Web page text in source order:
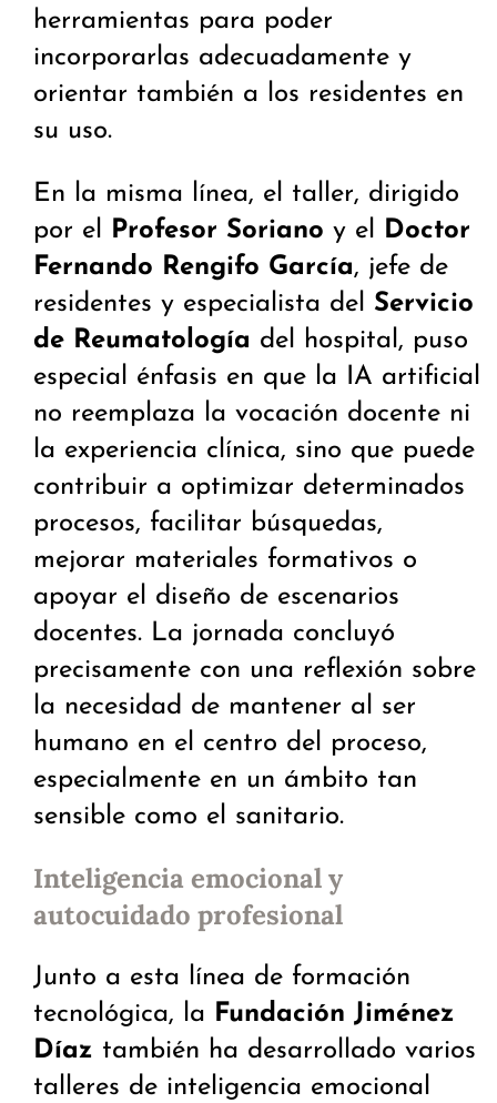
herramientas para poder
incorporarlas adecuadamente y
orientar también a los residentes en
su uso.
En la misma línea, el taller, dirigido
por el Profesor Soriano y el Doctor
Fernando Rengifo García, jefe de
residentes y especialista del Servicio
de Reumatología del hospital, puso
especial énfasis en que la IA artificial
no reemplaza la vocación docente ni
la experiencia clínica, sino que puede
contribuir a optimizar determinados
procesos, facilitar búsquedas,
mejorar materiales formativos o
apoyar el diseño de escenarios
docentes. La jornada concluyó
precisamente con una reflexión sobre
la necesidad de mantener al ser
humano en el centro del proceso,
especialmente en un ámbito tan
sensible como el sanitario.
Inteligencia emocional y
autocuidado profesional
Junto a esta línea de formación
tecnológica, la Fundación Jiménez
Díaz también ha desarrollado varios
talleres de inteligencia emocional